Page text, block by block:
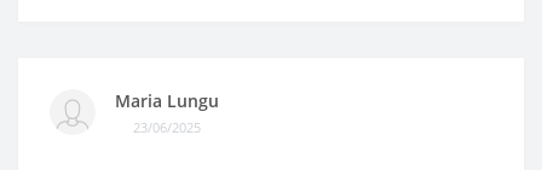
Maria Lungu
23/06/2025